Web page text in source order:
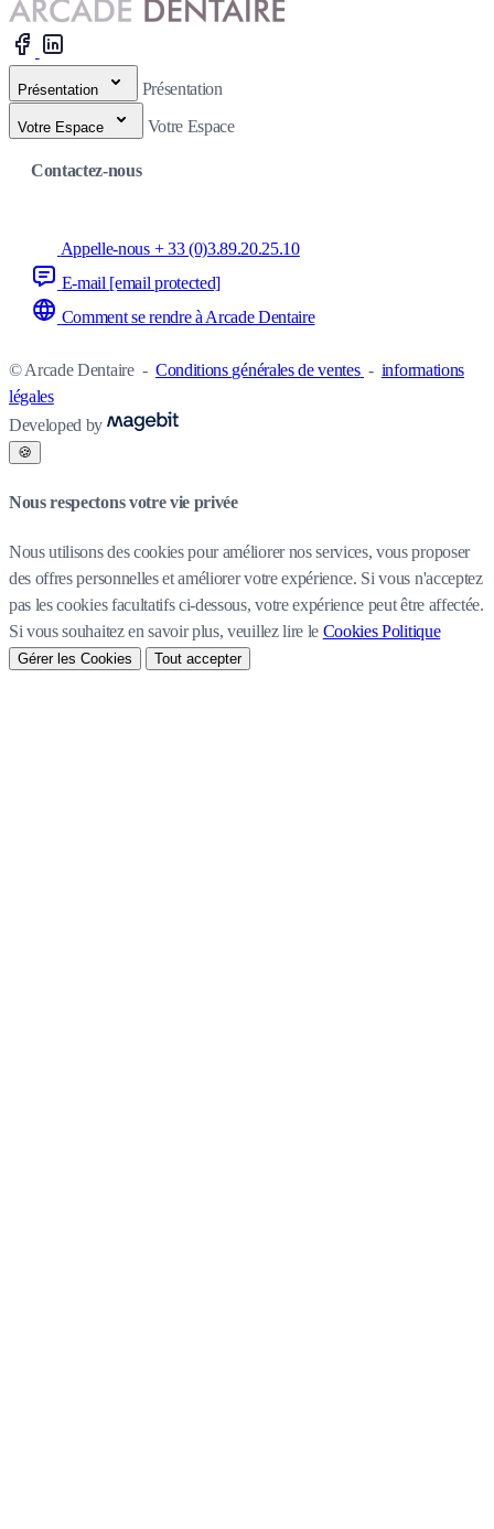
Présentation Présentation
Votre Espace Votre Espace
Contactez-nous
Appelle-nous + 33 (0)3.89.20.25.10
E-mail [email protected]
Comment se rendre à Arcade Dentaire
© Arcade Dentaire - Conditions générales de ventes - informations
légales
Developed by
🍪
Nous respectons votre vie privée
Nous utilisons des cookies pour améliorer nos services, vous proposer
des offres personnelles et améliorer votre expérience. Si vous n'acceptez
pas les cookies facultatifs ci-dessous, votre expérience peut être affectée.
Si vous souhaitez en savoir plus, veuillez lire le Cookies Politique
Gérer les Cookies Tout accepter